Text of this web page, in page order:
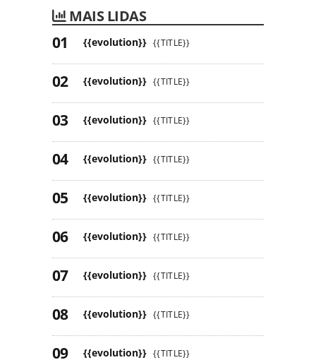
MAIS LIDAS
{{evolution}} {{TITLE}}
{{evolution}} {{TITLE}}
{{evolution}} {{TITLE}}
{{evolution}} {{TITLE}}
{{evolution}} {{TITLE}}
{{evolution}} {{TITLE}}
{{evolution}} {{TITLE}}
{{evolution}} {{TITLE}}
{{evolution}} {{TITLE}}